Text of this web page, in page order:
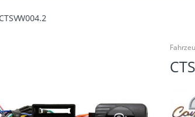
CTSVW004.2